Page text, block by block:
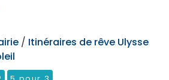
/ Itinéraires de rêve Ulysse